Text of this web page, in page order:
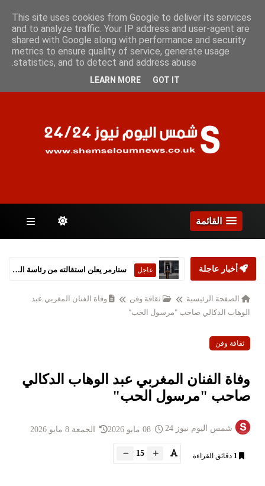
السبت 8 أغسطس 2026
الصفحات
القائمة
أخبار عاجلة عاجل ستارمر يعلن استقالته من رئاسة الحكومة البريطانية
الصفحة الرئيسية ثقافة وفن
وفاة الفنان المغربي عبد
الوهاب الدكالي صاحب "مرسول الحب"
ثقافة وفن
وفاة الفنان المغربي عبد الوهاب الدكالي
صاحب "مرسول الحب"
شمس اليوم نيوز 24 الجمعة 8 مايو 2026
1 دقائق القراءة 15
This site uses cookies from Google to deliver its services
and to analyze traffic. Your IP address and user-agent are
shared with Google along with performance and security
metrics to ensure quality of service, generate usage
statistics, and to detect and address abuse.
LEARN MORE GOT IT